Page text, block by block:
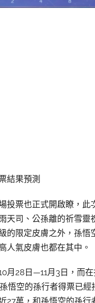
結果預測
投票也正式開啟瞭，
天司、公孫離的祈雪
的限定皮膚之外，孫
人氣皮膚也都在其中。
月28日—11月3日，而
悟空的孫行者得票已
27萬，和孫悟空的孫